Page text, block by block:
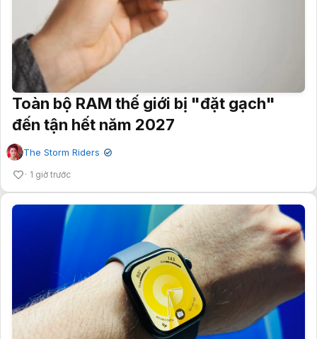
Toàn bộ RAM thế giới bị "đặt gạch"
đến tận hết năm 2027
The Storm Riders ✔
1 giờ trước